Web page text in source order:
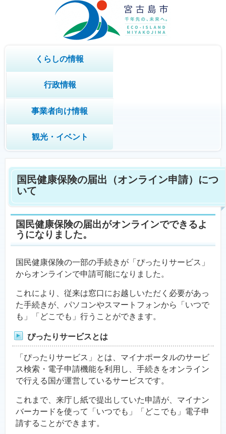
くらしの情報
行政情報
事業者向け情報
観光・イベント
国民健康保険の届出（オンライン申請）につ
いて
国民健康保険の届出がオンラインでできるよ
うになりました。
国民健康保険の一部の手続きが「ぴったりサービス」
からオンラインで申請可能になりました。
これにより、従来は窓口にお越しいただく必要があっ
た手続きが、パソコンやスマートフォンから「いつで
も」「どこでも」行うことができます。
ぴったりサービスとは
「ぴったりサービス」とは、マイナポータルのサービ
ス検索・電子申請機能を利用し、手続きをオンライン
で行える国が運営しているサービスです。
これまで、来庁し紙で提出していた申請が、マイナン
バーカードを使って「いつでも」「どこでも」電子申
請することができます。